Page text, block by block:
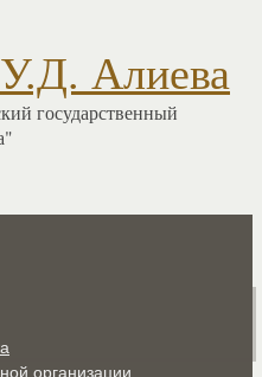
Алиева
государственный
организации